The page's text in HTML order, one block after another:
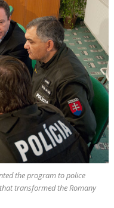
the program to police
transformed the Romany